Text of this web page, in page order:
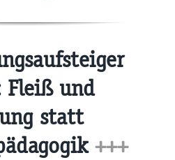
Fleiß und
statt
+++